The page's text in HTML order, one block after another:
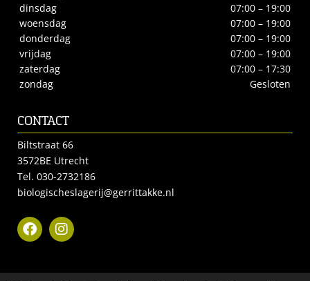
dinsdag
07:00 – 19:00
woensdag
07:00 – 19:00
donderdag
07:00 – 19:00
vrijdag
07:00 – 19:00
zaterdag
07:00 – 17:30
zondag
Gesloten
CONTACT
Biltstraat 66
3572BE Utrecht
Tel. 030-2732186
biologischeslagerij@gerrittakke.nl